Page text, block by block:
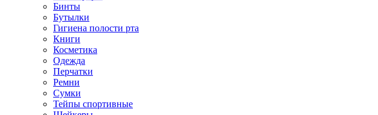
Бинты
Бутылки
Гигиена полости рта
Книги
Косметика
Одежда
Перчатки
Ремни
Сумки
Тейпы спортивные